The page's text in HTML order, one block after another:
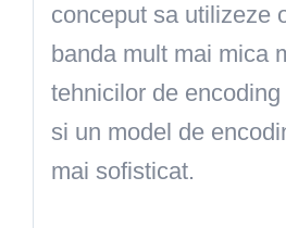
conceput sa utilizeze
banda mult mai mica
tehnicilor de
si un model de
mai sofisticat.